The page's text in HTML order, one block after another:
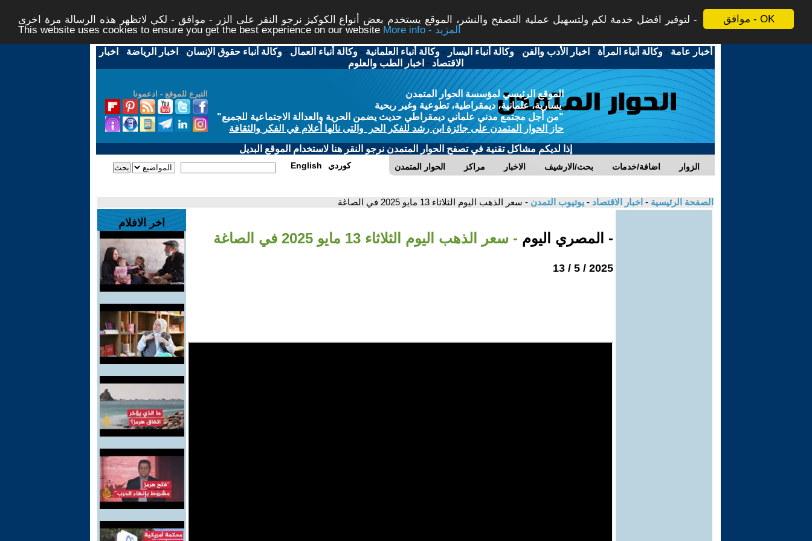
موافق - OK
لتوفير افضل خدمة لكم ولتسهيل عملية التصفح والنشر، الموقع يستخدم بعض أنواع الكوكيز نرجو النقر على الزر - موافق - لكي لاتظهر هذه الرسالة مرة اخرى -
This website uses cookies to ensure you get the best experience on our website
More info - المزيد
أخبار عامة -وكالة أنباء المرأة - اخبار الأدب والفن -وكالة أنباء اليسار -وكالة أنباء العلمانية -وكالة أنباء العمال -وكالة أنباء حقوق الإنسان - اخبار الرياضة - اخبار
الاقتصاد - اخبار الطب والعلوم
التبرع للموقع - ادعمونا
الموقع الرئيسي لمؤسسة الحوار المتمدن
يسارية، علمانية، ديمقراطية، تطوعية وغير ربحية
"من أجل مجتمع مدني علماني ديمقراطي حديث يضمن الحرية والعدالة الاجتماعية للجميع"
حاز الحوار المتمدن على جائزة ابن رشد للفكر الحر والتى نالها أعلام في الفكر والثقافة
إذا لديكم مشاكل تقنية في تصفح الحوار المتمدن نرجو النقر هنا لاستخدام الموقع البديل
الحوار المتمدن مراكز الاخبار بحث/الارشيف اضافة/خدمات الزوار English كوردي
الصفحة الرئيسية - اخبار الاقتصاد - يوتيوب التمدن - سعر الذهب اليوم الثلاثاء 13 مايو 2025 في الصاغة
- المصري اليوم - سعر الذهب اليوم الثلاثاء 13 مايو 2025 في الصاغة
2025 / 5 / 13
اخر الافلام